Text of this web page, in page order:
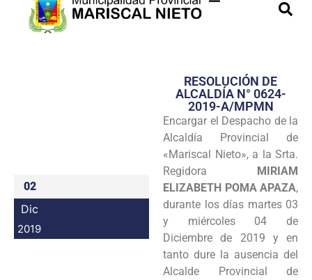
Transparencia
Seguridad
Programas
02
Dic
2019
RESOLUCIÓN DE
ALCALDÍA N° 0624-
2019-A/MPMN
Encargar el Despacho de la
Alcaldía Provincial de
«Mariscal Nieto», a la Srta.
Regidora MIRIAM
ELIZABETH POMA APAZA,
durante los días martes 03
y miércoles 04 de
Diciembre de 2019 y en
tanto dure la ausencia del
Alcalde Provincial de